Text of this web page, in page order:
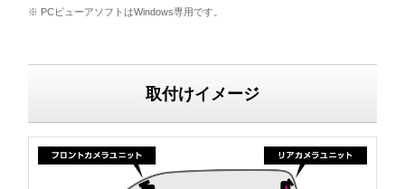
※ PCビューアソフトはWindows専用です。
取付けイメージ